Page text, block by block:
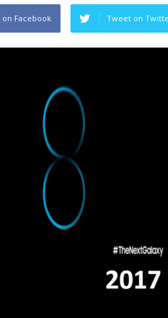
on Facebook Tweet on